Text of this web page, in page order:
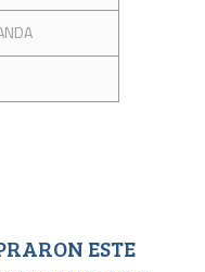
ESTE